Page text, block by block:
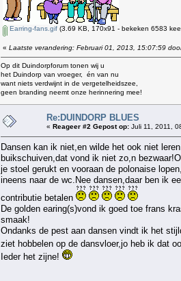
Earring-fans.gif (3.69 KB, 170x91 - bekeken 6583
« Laatste verandering: Februari 01, 2013, 15:07:59
Op dit Duindorpforum tonen wij u
het Duindorp van vroeger, én van nu
want niets verdwijnt in de vergetelheidszee,
geen branding neemt onze herinnering mee!
Re:DUINDORP BLUES
« Reageer #2 Gepost op: Juli 11, 2011,
Dansen kan ik niet,en wilde het ook niet
buikschuiven,dat vond ik niet zo,n
je stoel gerukt en vooraan de polonaise
ineens naar de wc.Nee dansen,daar ben ik
contributie betalen
De golden earing(s)vond ik goed toe frans
smaak!
Ondanks de pest aan dansen vindt ik het
ziet hobbelen op de dansvloer,jo heb ik dat
Ieder het zijne!